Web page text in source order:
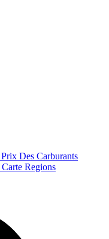
Prix Des Carburants
Carte Regions